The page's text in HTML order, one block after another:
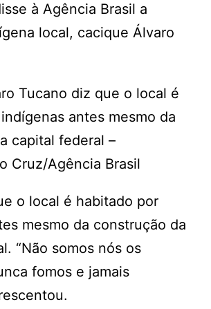
à Agência Brasil a
local, cacique Álvaro
Tucano diz que o local é
antes mesmo da
capital federal –
Cruz/Agência Brasil
o local é habitado por
mesmo da construção da
“Não somos nós os
fomos e jamais